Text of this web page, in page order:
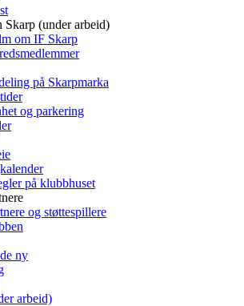
Skarp (under arbeid)
om IF Skarp
på Skarpmarka
og parkering
på klubbhuset
og støttespillere
ny
arbeid)